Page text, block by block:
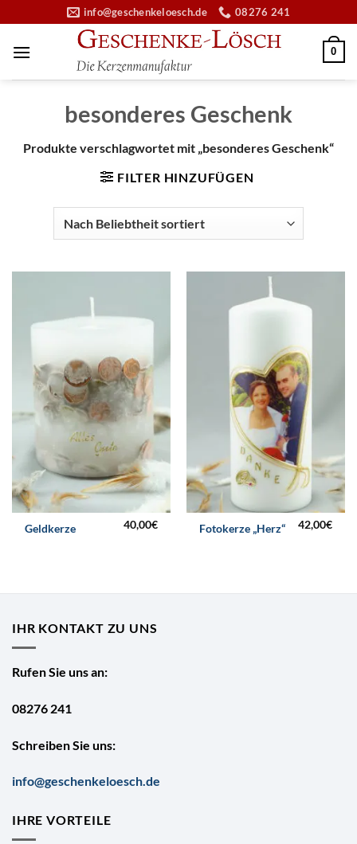
Inhalt
springen
info@geschenkeloesch.de 08276 241
0
besonderes Geschenk
Produkte verschlagwortet mit „besonderes Geschenk“
FILTER HINZUFÜGEN
Geldkerze 40,00€ Fotokerze „Herz“ 42,00€
IHR KONTAKT ZU UNS
Rufen Sie uns an:
08276 241
Schreiben Sie uns:
info@geschenkeloesch.de
IHRE VORTEILE